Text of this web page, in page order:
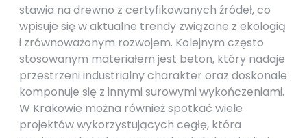
stawia na drewno z certyfikowanych źródeł, co
wpisuje się w aktualne trendy związane z ekologią
i zrównoważonym rozwojem. Kolejnym często
stosowanym materiałem jest beton, który nadaje
przestrzeni industrialny charakter oraz doskonale
komponuje się z innymi surowymi wykończeniami.
W Krakowie można również spotkać wiele
projektów wykorzystujących cegłę, która